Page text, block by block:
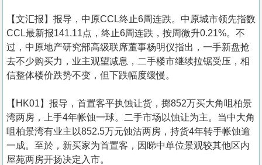
【文汇报】报导，中原CCL终止6周连跌。中原城市领先指数
CCL最新报141.11点，终止6周连跌，按周微升0.21%。不
过，中原地产研究部高级联席董事杨明仪指出，一手新盘抢
去不少购买力，业主观望减息，二手楼市继续拉锯受压，相
信整体楼价跌势不变，但下跌幅度缓慢。
【HK01】报导，首置客平执蚀让货，掷852万买大角咀柏景
湾两房，上手4年帐蚀一球。二手市场以蚀让为主。当中大角
咀柏景湾有业主以852.5万元蚀沽两房，持货4年转手帐蚀逾
一成。至於，新买家为首置客，因睇中单位景观较其他区内
屋苑两房开扬决定入市。